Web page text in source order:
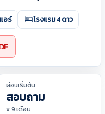
อร์ โรงแรม 4 ดาว
ผ่อนเริ่มต้น
สอบถาม
x 9 เดือน